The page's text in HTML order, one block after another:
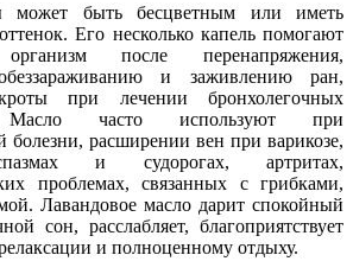
может быть бесцветным или иметь
Его несколько капель помогают
организм после перенапряжения,
и заживлению ран,
при лечении бронхолегочных
Масло часто используют при
болезни, расширении вен при варикозе,
и судорогах, артритах,
проблемах, связанных с грибками,
Лавандовое масло дарит спокойный
сон, расслабляет, благоприятствует
и полноценному отдыху.